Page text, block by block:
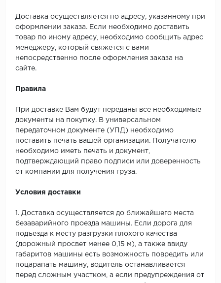
Доставка осуществляется по адресу, указанному при
оформлении заказа. Если необходимо доставить
товар по иному адресу, необходимо сообщить адрес
менеджеру, который свяжется с вами
непосредственно после оформления заказа на
сайте.
Правила
При доставке Вам будут переданы все необходимые
документы на покупку. В универсальном
передаточном документе (УПД) необходимо
поставить печать вашей организации. Получателю
необходимо иметь печать и документ,
подтверждающий право подписи или доверенность
от компании для получения груза.
Условия доставки
1. Доставка осуществляется до ближайшего места
безаварийного проезда машины. Если дорога для
подъезда к месту разгрузки плохого качества
(дорожный просвет менее 0,15 м), а также ввиду
габаритов машины есть возможность повредить или
поцарапать машину, водитель останавливается
перед сложным участком, а если предупреждения от